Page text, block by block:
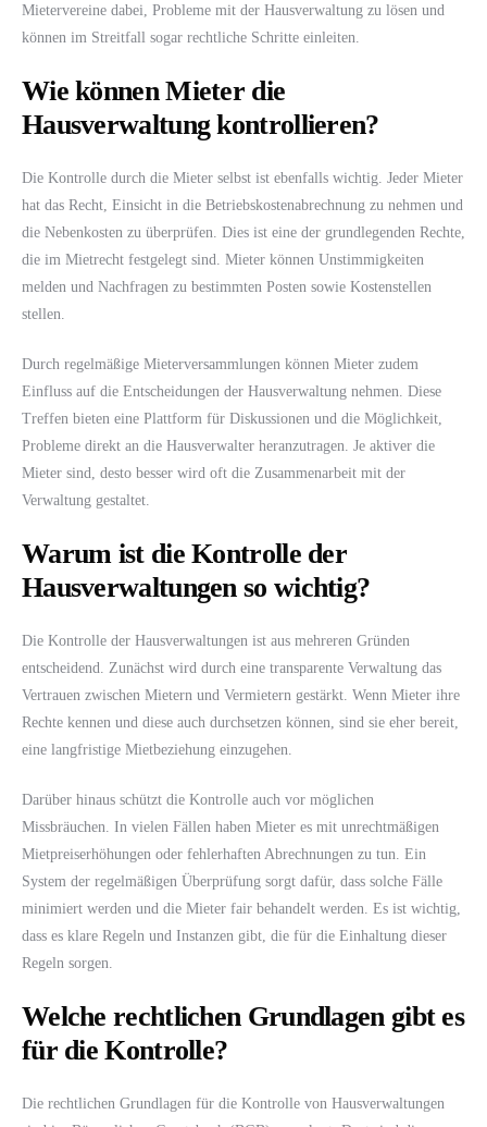
Mietervereine dabei, Probleme mit der Hausverwaltung zu lösen und
können im Streitfall sogar rechtliche Schritte einleiten.
Wie können Mieter die
Hausverwaltung kontrollieren?
Die Kontrolle durch die Mieter selbst ist ebenfalls wichtig. Jeder Mieter
hat das Recht, Einsicht in die Betriebskostenabrechnung zu nehmen und
die Nebenkosten zu überprüfen. Dies ist eine der grundlegenden Rechte,
die im Mietrecht festgelegt sind. Mieter können Unstimmigkeiten
melden und Nachfragen zu bestimmten Posten sowie Kostenstellen
stellen.
Durch regelmäßige Mieterversammlungen können Mieter zudem
Einfluss auf die Entscheidungen der Hausverwaltung nehmen. Diese
Treffen bieten eine Plattform für Diskussionen und die Möglichkeit,
Probleme direkt an die Hausverwalter heranzutragen. Je aktiver die
Mieter sind, desto besser wird oft die Zusammenarbeit mit der
Verwaltung gestaltet.
Warum ist die Kontrolle der
Hausverwaltungen so wichtig?
Die Kontrolle der Hausverwaltungen ist aus mehreren Gründen
entscheidend. Zunächst wird durch eine transparente Verwaltung das
Vertrauen zwischen Mietern und Vermietern gestärkt. Wenn Mieter ihre
Rechte kennen und diese auch durchsetzen können, sind sie eher bereit,
eine langfristige Mietbeziehung einzugehen.
Darüber hinaus schützt die Kontrolle auch vor möglichen
Missbräuchen. In vielen Fällen haben Mieter es mit unrechtmäßigen
Mietpreiserhöhungen oder fehlerhaften Abrechnungen zu tun. Ein
System der regelmäßigen Überprüfung sorgt dafür, dass solche Fälle
minimiert werden und die Mieter fair behandelt werden. Es ist wichtig,
dass es klare Regeln und Instanzen gibt, die für die Einhaltung dieser
Regeln sorgen.
Welche rechtlichen Grundlagen gibt es
für die Kontrolle?
Die rechtlichen Grundlagen für die Kontrolle von Hausverwaltungen